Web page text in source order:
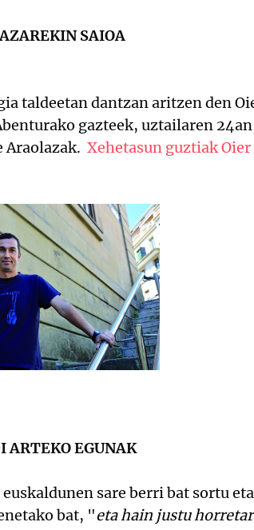
SAIOA
taldeetan dantzan aritzen den
gazteek, uztailaren
Araolazak. Xehetasun guztiak
ARTEKO EGUNAK
sare berri bat sortu
bat, "eta hain justu